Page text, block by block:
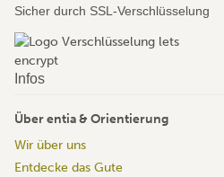
Sicher durch SSL-Verschlüsselung
Infos
Über entia & Orientierung
Wir über uns
Entdecke das Gute